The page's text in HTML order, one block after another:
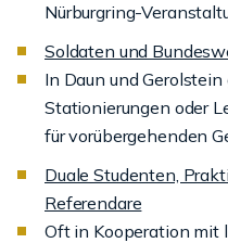
Nürburgring-
Soldaten und
In Daun und
Stationierungen oder
für vorübergehenden
Duale Studenten,
Referendare
Oft in Kooperation mit